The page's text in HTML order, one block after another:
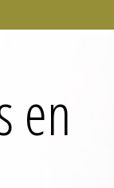
en